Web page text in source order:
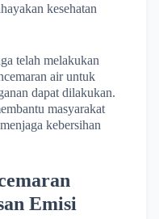
kesehatan
telah melakukan
air untuk
dapat dilakukan.
masyarakat
kebersihan
Emisi